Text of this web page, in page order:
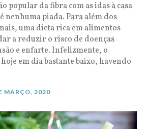
popular da fibra com as idas à casa
nenhuma piada. Para além dos
uma dieta rica em alimentos
a reduzir o risco de doenças
e enfarte. Infelizmente, o
em dia bastante baixo, havendo
MARÇO, 2020